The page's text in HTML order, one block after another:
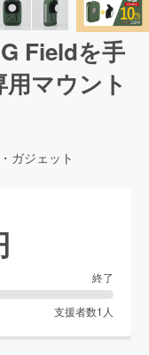
Fieldを手
マウント
ガジェット
終了
支援者数1 人